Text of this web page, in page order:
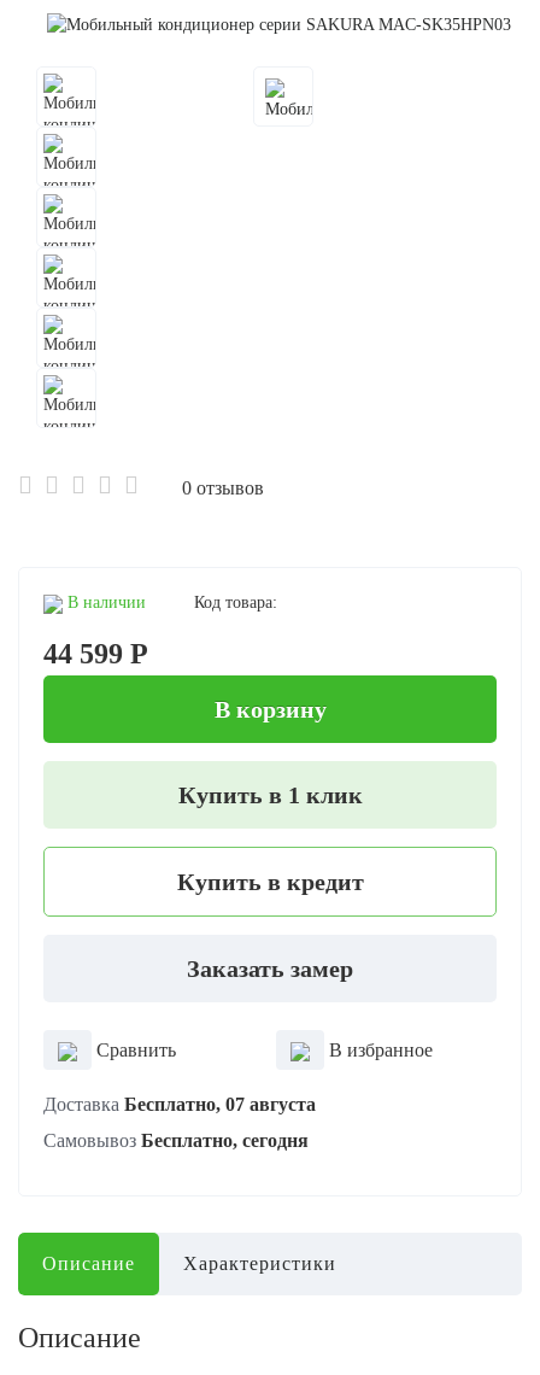
0 отзывов
В наличии Код товара:
44 599 Р
В корзину
Купить в 1 клик
Купить в кредит
Заказать замер
Сравнить В избранное
Доставка Бесплатно, 07 августа
Самовывоз Бесплатно, сегодня
Описание Характеристики
Описание